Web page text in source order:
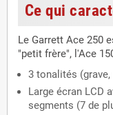
Ce qui
Le Garrett Ace 250
"petit frère", l'Ace
3 tonalités
Large écran LCD
segments (7 de